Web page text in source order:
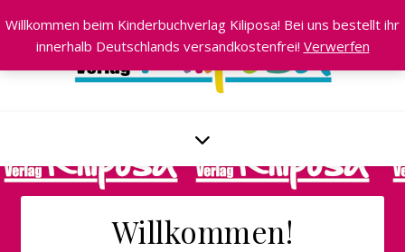
Willkommen beim Kinderbuchverlag Kiliposa! Bei uns bestellt ihr
innerhalb Deutschlands versandkostenfrei! Verwerfen
Willkommen!